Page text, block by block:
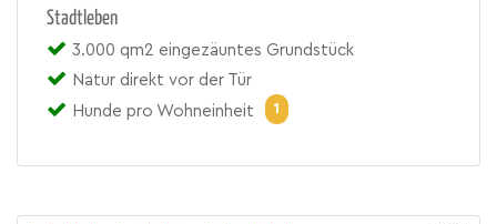
Stadtleben
3.000 qm2 eingezäuntes Grundstück
Natur direkt vor der Tür
Hunde pro Wohneinheit
1